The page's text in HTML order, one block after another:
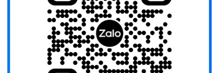
(09/10/2025)
Bộ Quốc phòng công bố thủ tục hành chính đủ điều kiện
tái cấu trúc thực hiện toàn trình, một phần trên môi trường
(09/10/2025)